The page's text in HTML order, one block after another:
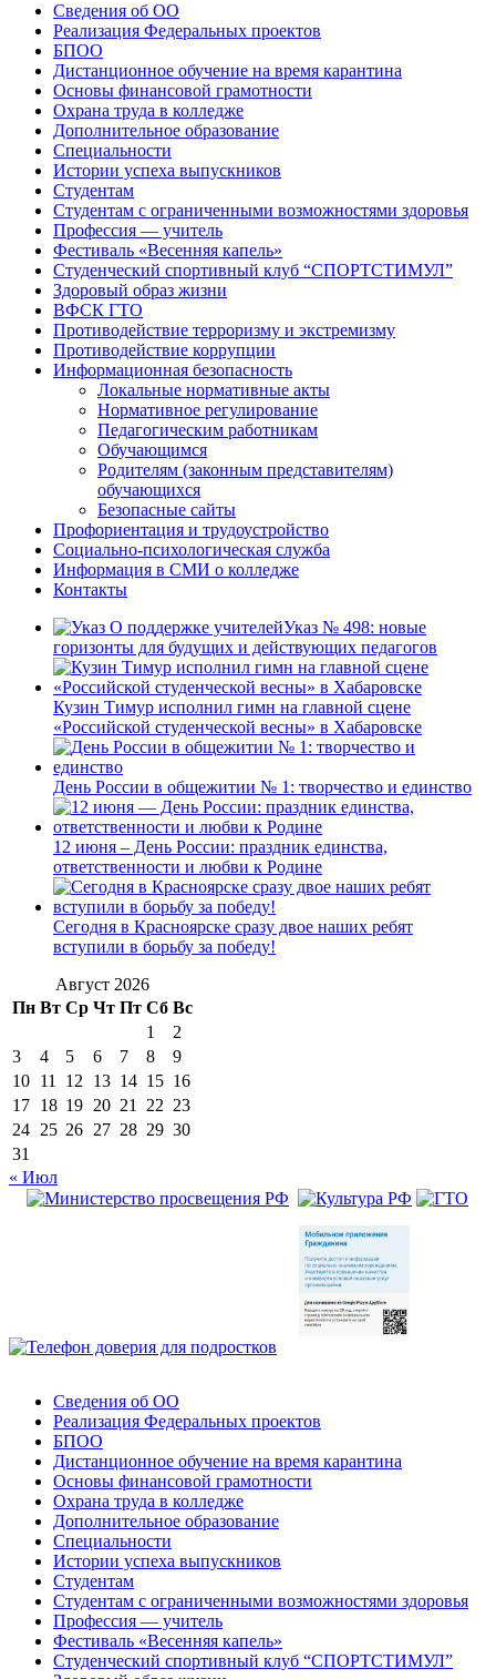
Сведения об ОО
Реализация Федеральных проектов
БПОО
Дистанционное обучение на время карантина
Основы финансовой грамотности
Охрана труда в колледже
Дополнительное образование
Специальности
Истории успеха выпускников
Студентам
Студентам с ограниченными возможностями здоровья
Профессия — учитель
Фестиваль «Весенняя капель»
Студенческий спортивный клуб “СПОРТСТИМУЛ”
Здоровый образ жизни
ВФСК ГТО
Противодействие терроризму и экстремизму
Противодействие коррупции
Информационная безопасность
Локальные нормативные акты
Нормативное регулирование
Педагогическим работникам
Обучающимся
Родителям (законным представителям)
обучающихся
Безопасные сайты
Профориентация и трудоустройство
Социально-психологическая служба
Информация в СМИ о колледже
Контакты
Указ № 498: новые
горизонты для будущих и действующих педагогов
Кузин Тимур исполнил гимн на главной сцене
«Российской студенческой весны» в Хабаровске
День России в общежитии № 1: творчество и единство
12 июня – День России: праздник единства,
ответственности и любви к Родине
Сегодня в Красноярске сразу двое наших ребят
вступили в борьбу за победу!
Август 2026
Пн Вт Ср Чт Пт Сб Вс
1
2
3
4 5 6 7 8
9
10 11 12 13 14 15 16
17 18 19 20 21 22 23
24 25 26 27 28 29 30
31
« Июл
Сведения об ОО
Реализация Федеральных проектов
БПОО
Дистанционное обучение на время карантина
Основы финансовой грамотности
Охрана труда в колледже
Дополнительное образование
Специальности
Истории успеха выпускников
Студентам
Студентам с ограниченными возможностями здоровья
Профессия — учитель
Фестиваль «Весенняя капель»
Студенческий спортивный клуб “СПОРТСТИМУЛ”